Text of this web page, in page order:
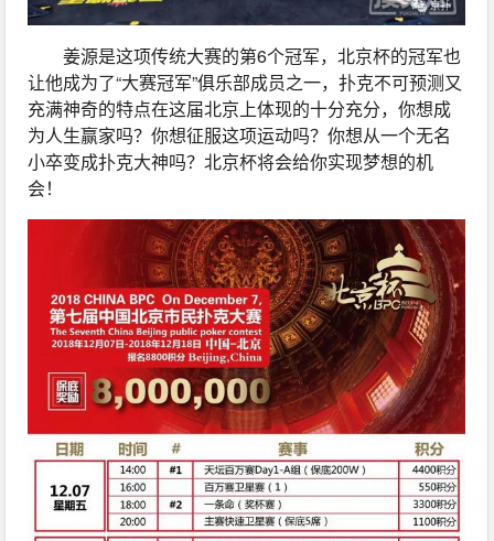
姜源是这项传统大赛的第6个冠军，北京杯的冠军也
让他成为了“大赛冠军”俱乐部成员之一，扑克不可预测又
充满神奇的特点在这届北京上体现的十分充分，你想成
为人生赢家吗？你想征服这项运动吗？你想从一个无名
小卒变成扑克大神吗？北京杯将会给你实现梦想的机
会！